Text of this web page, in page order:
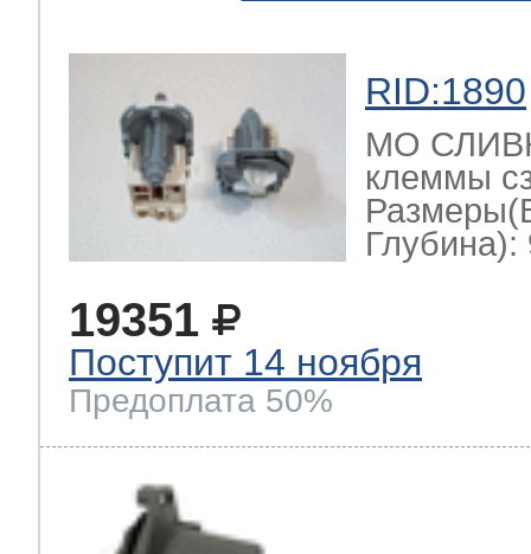
RID:1890
МО
клеммы
Глубина):
19351
Поступит 14 ноября
Предоплата 50%